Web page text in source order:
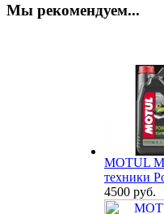
Мы рекомендуем...
MOTUL
техники
4500 руб.